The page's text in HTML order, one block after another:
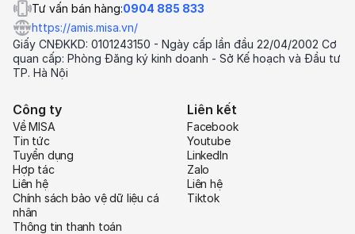
Tư vấn bán hàng:0904 885 833
https://amis.misa.vn/
Giấy CNĐKKD: 0101243150 - Ngày cấp lần đầu 22/04/2002 Cơ
quan cấp: Phòng Đăng ký kinh doanh - Sở Kế hoạch và Đầu tư
TP. Hà Nội
Công ty
Về MISA
Tin tức
Tuyển dụng
Hợp tác
Liên hệ
Chính sách bảo vệ dữ liệu cá
nhân
Thông tin thanh toán
Liên kết
Facebook
Youtube
LinkedIn
Zalo
Liên hệ
Tiktok